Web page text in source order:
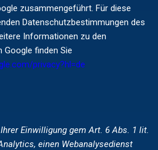
zusammengeführt. Für diese
Datenschutzbestimmungen des
Informationen zu den
Google finden Sie
privacy?hl=de
Einwilligung gem Art. 6 Abs. 1 lit.
einen Webanalysedienst